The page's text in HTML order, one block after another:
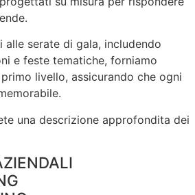
alle serate di gala, includendo
e feste tematiche, forniamo
livello, assicurando che ogni
una descrizione approfondita dei